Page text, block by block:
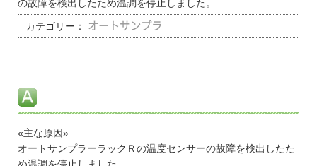
の故障を検出したため温調を停止しました。
カテゴリー： オートサンプラ
«主な原因»
オートサンプラーラックＲの温度センサーの故障を検出したた